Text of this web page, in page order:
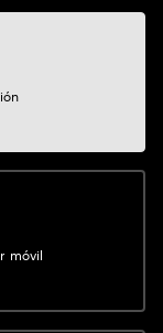
móvil